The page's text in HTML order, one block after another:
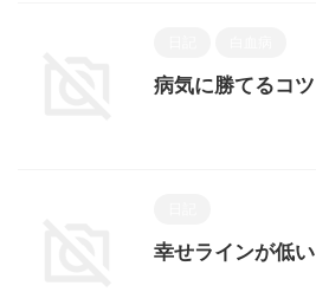
病気に勝てるコツ
幸せラインが低い